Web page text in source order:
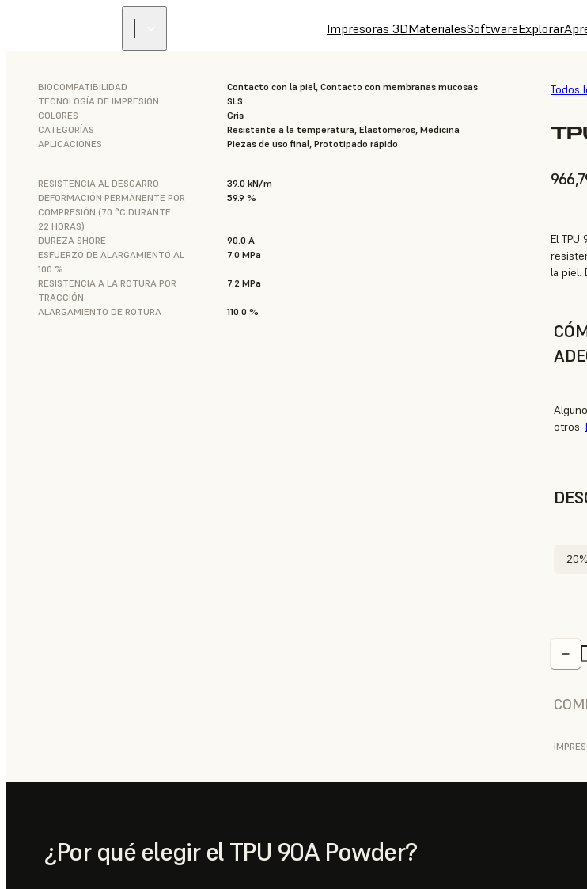
Impresoras 3DMaterialesSoftwareExplorar
Todos
BIOCOMPATIBILIDAD
Contacto con la piel, Contacto con membranas mucosas
TECNOLOGÍA DE IMPRESIÓN
SLS
COLORES
Gris
CATEGORÍAS
Resistente a la temperatura, Elastómeros, Medicina
APLICACIONES
Piezas de uso final, Prototipado rápido
RESISTENCIA AL DESGARRO
39.0 kN/m
DEFORMACIÓN PERMANENTE POR
COMPRESIÓN (70 °C DURANTE
22 HORAS)
59.9 %
DUREZA SHORE
90.0 A
ESFUERZO DE ALARGAMIENTO AL
100 %
7.0 MPa
RESISTENCIA A LA ROTURA POR
TRACCIÓN
7.2 MPa
ALARGAMIENTO DE ROTURA 110.0 %
El
la piel.
otros.
20%
¿Por qué elegir el TPU 90A Powder?